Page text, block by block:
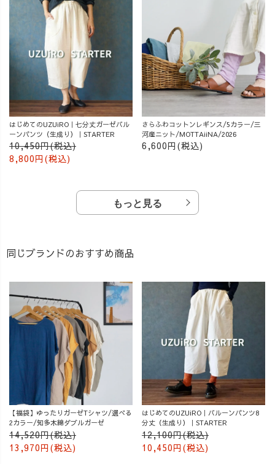
はじめてのUZUiRO｜七分丈ガーゼバル
ーンパンツ（生成り）｜STARTER
10,450円(税込)
8,800円(税込)
さらふわコットンレギンス/5カラー/三
河産ニット/MOTTAiiNA/2026
6,600円(税込)
もっと見る
同じブランドのおすすめ商品
【福袋】ゆったりガーゼTシャツ/選べる
2カラー/知多木綿ダブルガーゼ
14,520円(税込)
13,970円(税込)
はじめてのUZUiRO｜バルーンパンツ8
分丈（生成り）｜STARTER
12,100円(税込)
10,450円(税込)